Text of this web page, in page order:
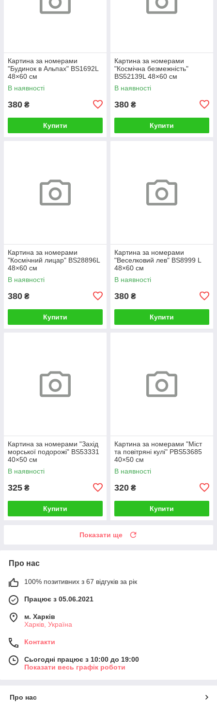
Картина за номерами
"Будинок в Альпах" BS1692L
48×60 см
В наявності
380 ₴
Купити
Картина за номерами
"Космічна безмежність"
BS52139L 48×60 см
В наявності
380 ₴
Купити
Картина за номерами
"Космічний лицар" BS28896L
48×60 см
В наявності
380 ₴
Купити
Картина за номерами
"Веселковий лев" BS8999 L
48×60 см
В наявності
380 ₴
Купити
Картина за номерами "Захід
морської подорожі" BS53331
40×50 см
В наявності
325 ₴
Купити
Картина за номерами "Міст
та повітряні кулі" PBS53685
40×50 см
В наявності
320 ₴
Купити
Показати ще
Про нас
100% позитивних з 67 відгуків за рік
Працює з 05.06.2021
м. Харків
Харків, Україна
Контакти
Сьогодні працює з 10:00 до 19:00
Показати весь графік роботи
Про нас